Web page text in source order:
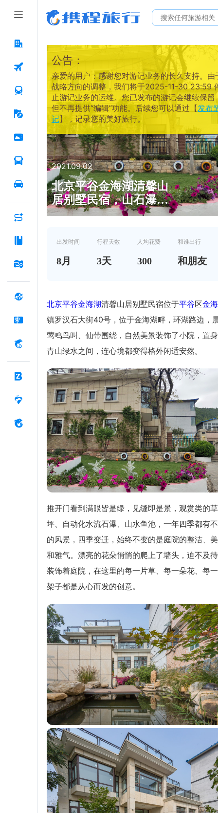
公告：
亲爱的用户：感谢您对游记业务的长久支持。由
战略方向的调整，我们将于2025-11-30 23:59
止游记业务的运维。您已发布的游记会继续保留
但不再提供“编辑”功能。后续您可以通过【发布
记】，记录您的美好旅行。
2021.09.02
北京平谷金海湖清馨山
居别墅民宿，山石瀑布
采摘垂钓，四季皆风景
出发时间
8月
行程天数
3天
人均花费
300
和谁出行
和朋友
北京平谷金海湖清馨山居别墅民宿位于平谷区金
镇罗汉石大街40号，位于金海湖畔，环湖路边，
莺鸣鸟叫、仙带围绕，自然美景装饰了小院，置
青山绿水之间，连心境都变得格外闲适安然。
推开门看到满眼皆是绿，见缝即是景，观赏类的草
坪、自动化水流石瀑、山水鱼池，一年四季都有
的风景，四季变迁，始终不变的是庭院的整洁、
和雅气。漂亮的花朵悄悄的爬上了墙头，迫不及
装饰着庭院，在这里的每一片草、每一朵花、每
架子都是从心而发的创意。